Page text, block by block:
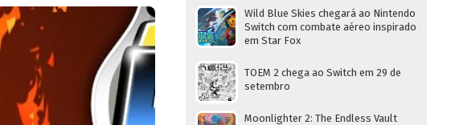
Wild Blue Skies chegará ao Nintendo
Switch com combate aéreo inspirado
em Star Fox
TOEM 2 chega ao Switch em 29 de
setembro
Moonlighter 2: The Endless Vault